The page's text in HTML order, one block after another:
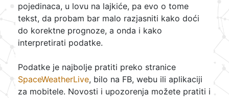
pojedinaca, u lovu na lajkiće, pa evo o tome
tekst, da probam bar malo razjasniti kako doći
do korektne prognoze, a onda i kako
interpretirati podatke.
Podatke je najbolje pratiti preko stranice
SpaceWeatherLive, bilo na FB, webu ili aplikaciji
za mobitele. Novosti i upozorenja možete pratiti i